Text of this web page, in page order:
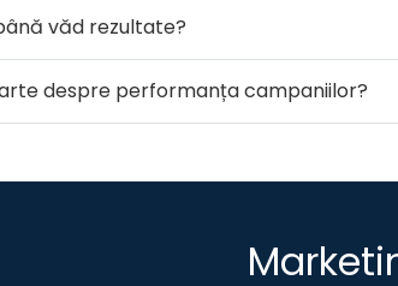
văd rezultate?
despre performanța campaniilor?